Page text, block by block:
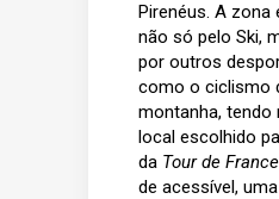
Pirenéus. A zona
não só pelo Ski,
por outros
como o ciclismo
montanha,
local escolhido
da Tour de France
de acessível,